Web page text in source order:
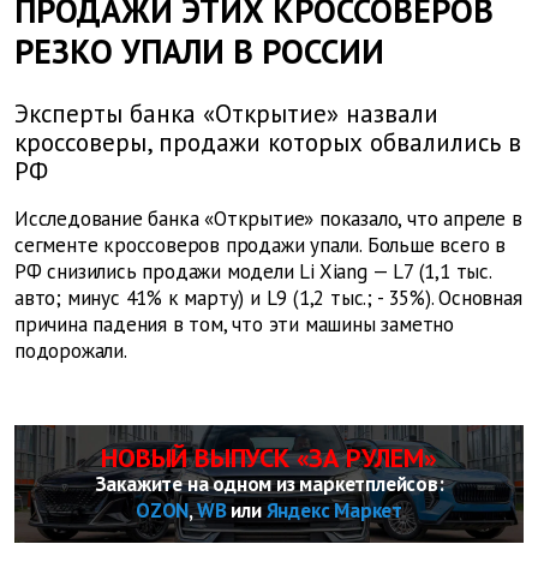
ПРОДАЖИ ЭТИХ КРОССОВЕРОВ
РЕЗКО УПАЛИ В РОССИИ
Эксперты банка «Открытие» назвали
кроссоверы, продажи которых обвалились в
РФ
Исследование банка «Открытие» показало, что апреле в
сегменте кроссоверов продажи упали. Больше всего в
РФ снизились продажи модели Li Xiang — L7 (1,1 тыс.
авто; минус 41% к марту) и L9 (1,2 тыс.; - 35%). Основная
причина падения в том, что эти машины заметно
подорожали.
НОВЫЙ ВЫПУСК «ЗА РУЛЕМ»
Закажите на одном из маркетплейсов:
OZON,WBилиЯндекс Маркет